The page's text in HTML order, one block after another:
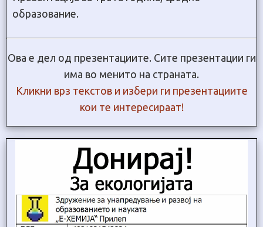
образование.
Ова е дел од презентациите. Сите презентации ги
има во менито на страната.
Кликни врз текстов и избери ги презентациите
кои те интересираат!